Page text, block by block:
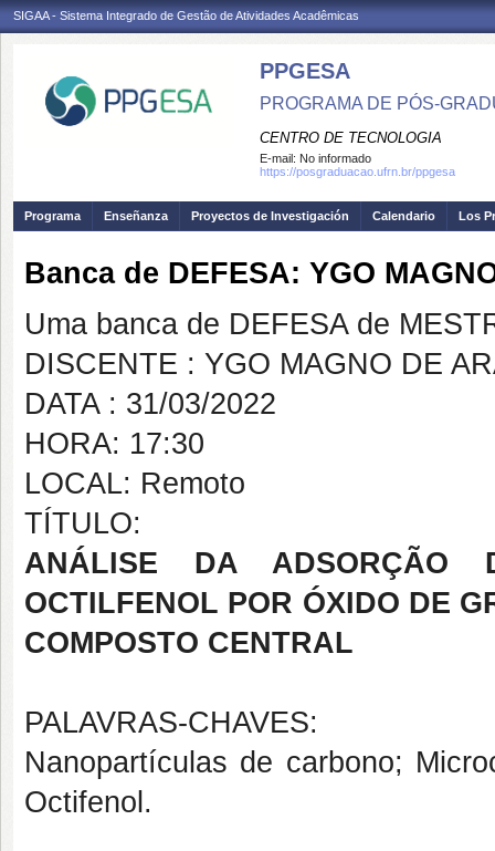
SIGAA - Sistema Integrado de Gestão de Atividades Acadêmicas
PPGESA
PROGRAMA DE PÓS-
CENTRO DE TECNOLOGIA
E-mail: No informado
https://posgraduacao.ufrn.br/ppgesa
Programa Enseñanza Proyectos de Investigación Calendario Los
Banca de DEFESA: YGO
Uma banca de DEFESA de
DISCENTE : YGO MAGNO DE
DATA : 31/03/2022
HORA: 17:30
LOCAL: Remoto
TÍTULO:
ANÁLISE DA ADSORÇÃO
OCTILFENOL POR ÓXIDO DE
COMPOSTO CENTRAL
PALAVRAS-CHAVES:
Nanopartículas de carbono;
Octifenol.